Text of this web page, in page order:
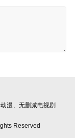
漫、无删减电视剧
Reserved